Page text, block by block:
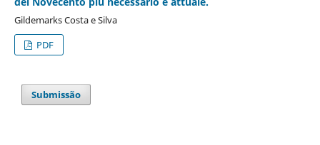
Gildemarks Costa e Silva
PDF
Submissão